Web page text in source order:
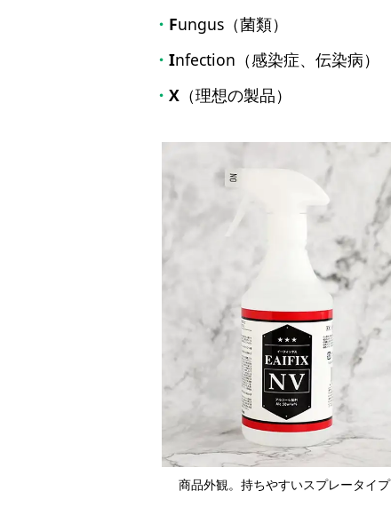
Fungus（菌類）
Infection（感染症、伝染病）
X （理想の製品）
商品外観。持ちやすいスプレータイプ